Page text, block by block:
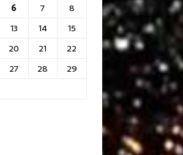
6 7
8
13 14
15
20 21
22
27 28
29